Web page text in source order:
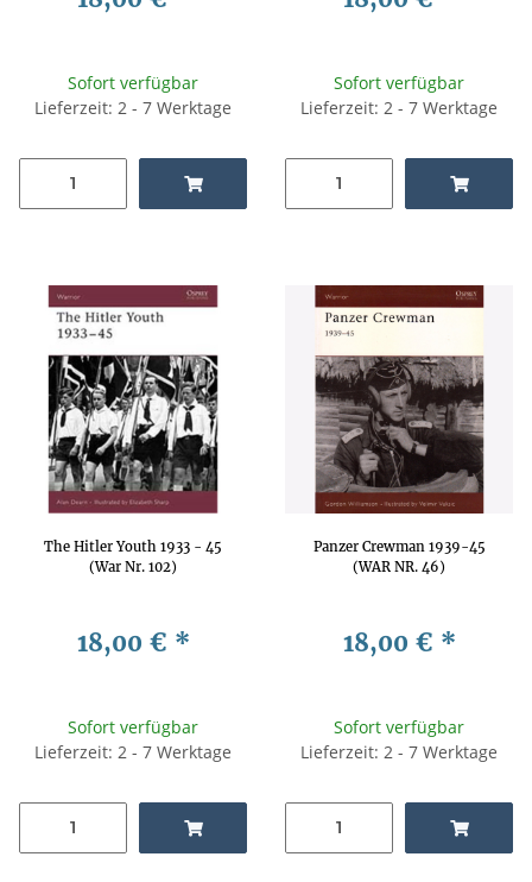
Sofort verfügbar
Lieferzeit: 2 - 7 Werktage
Sofort verfügbar
Lieferzeit: 2 - 7 Werktage
The Hitler Youth 1933 - 45
(War Nr. 102)
18,00 € *
Sofort verfügbar
Lieferzeit: 2 - 7 Werktage
Panzer Crewman 1939-45
(WAR NR. 46)
18,00 € *
Sofort verfügbar
Lieferzeit: 2 - 7 Werktage